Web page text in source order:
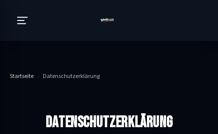
Startseite › Datenschutzerklärung
DATENSCHUTZERKLÄRUNG